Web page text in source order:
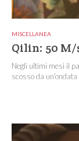
MISCELLANEA
Qilin: 50
Negli ultimi mesi il
scosso da